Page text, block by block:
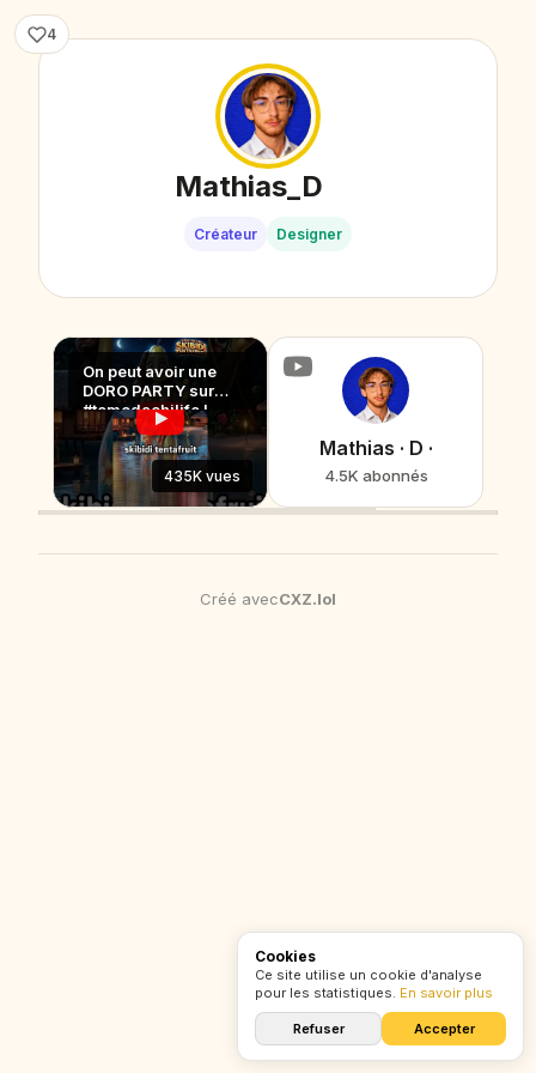
4
Mathias_D
Créateur Designer
On peut avoir une
DORO PARTY sur
#tomodachilife !
435K vues
Mathias · D ·
4.5K abonnés
#histoire
149K vues 68K vues
9.9K vues
Créé avecCXZ.lol
Cookies
Ce site utilise un cookie d'analyse
pour les statistiques. En savoir plus
Refuser Accepter